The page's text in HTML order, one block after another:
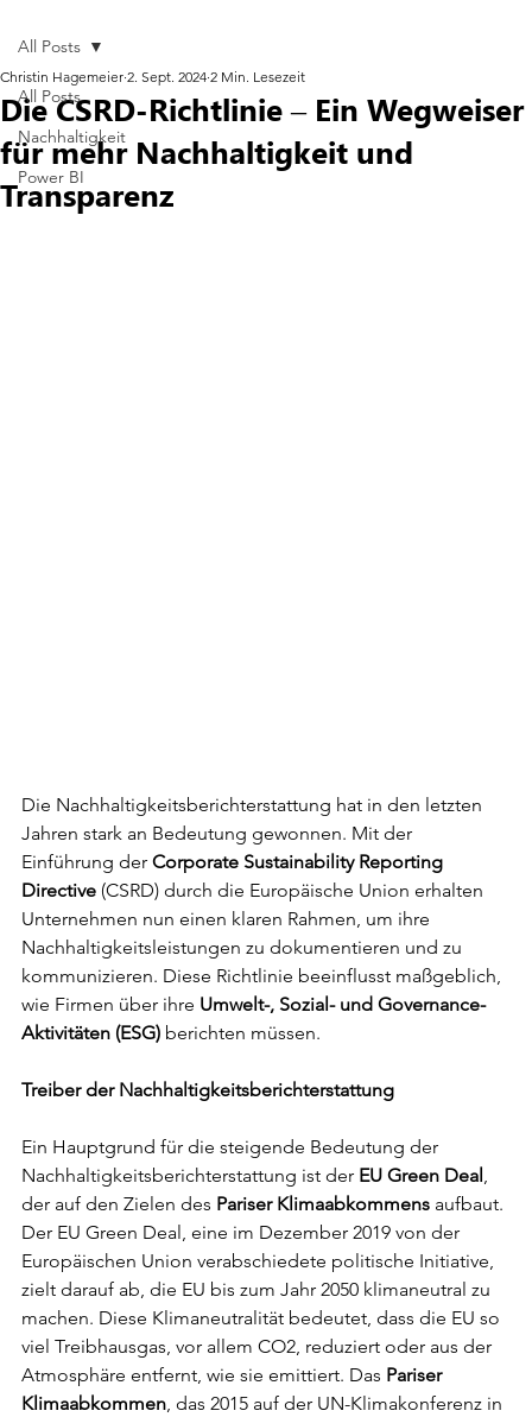
All Posts
Nachhaltigkeit
Power BI
All Posts
Die CSRD-Richtlinie – Ein Wegweiser
für mehr Nachhaltigkeit und
Transparenz
Christin Hagemeier 2. Sept. 2024 2 Min. Lesezeit
Die Nachhaltigkeitsberichterstattung hat in den letzten
Jahren stark an Bedeutung gewonnen. Mit der
Einführung der Corporate Sustainability Reporting
Directive (CSRD) durch die Europäische Union erhalten
Unternehmen nun einen klaren Rahmen, um ihre
Nachhaltigkeitsleistungen zu dokumentieren und zu
kommunizieren. Diese Richtlinie beeinflusst maßgeblich,
wie Firmen über ihre Umwelt-, Sozial- und Governance-
Aktivitäten (ESG) berichten müssen.
Treiber der Nachhaltigkeitsberichterstattung
Ein Hauptgrund für die steigende Bedeutung der
Nachhaltigkeitsberichterstattung ist der EU Green Deal ,
der auf den Zielen des Pariser Klimaabkommens aufbaut.
Der EU Green Deal, eine im Dezember 2019 von der
Europäischen Union verabschiedete politische Initiative,
zielt darauf ab, die EU bis zum Jahr 2050 klimaneutral zu
machen. Diese Klimaneutralität bedeutet, dass die EU so
viel Treibhausgas, vor allem CO2, reduziert oder aus der
Atmosphäre entfernt, wie sie emittiert. Das Pariser
Klimaabkommen, das 2015 auf der UN-Klimakonferenz in